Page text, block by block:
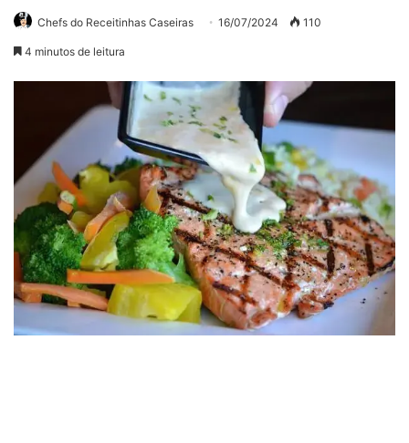
Chefs do Receitinhas Caseiras 16/07/2024 110
4 minutos de leitura